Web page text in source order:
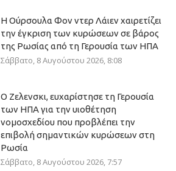
Η Ούρσουλα Φον ντερ Λάιεν χαιρετίζει
την έγκριση των κυρώσεων σε βάρος
της Ρωσίας από τη Γερουσία των ΗΠΑ
Σάββατο, 8 Αυγούστου 2026, 8:08
Ο Ζελενσκι, ευχαρίστησε τη Γερουσία
των ΗΠΑ για την υιοθέτηση
νομοσχεδίου που προβλέπει την
επιβολή σημαντικών κυρώσεων στη
Ρωσία
Σάββατο, 8 Αυγούστου 2026, 7:57